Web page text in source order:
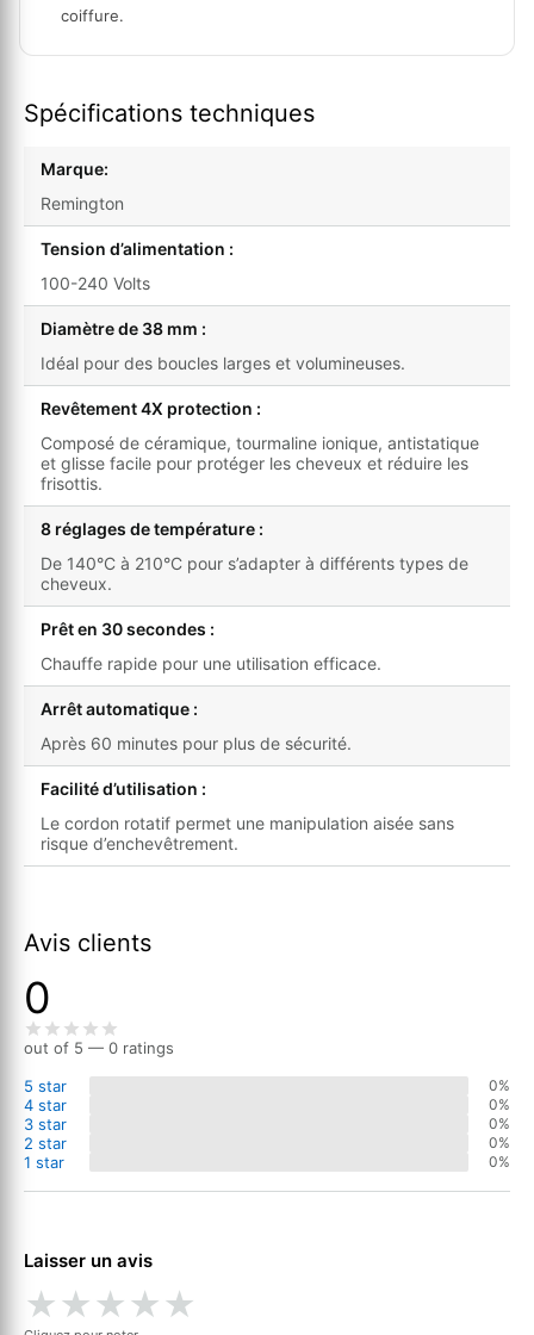
coiffure.
Spécifications techniques
Marque:
Remington
Tension d’alimentation :
100-240 Volts
Diamètre de 38 mm :
Idéal pour des boucles larges et volumineuses.
Revêtement 4X protection :
Composé de céramique, tourmaline ionique, antistatique
et glisse facile pour protéger les cheveux et réduire les
frisottis.
8 réglages de température :
De 140°C à 210°C pour s’adapter à différents types de
cheveux.
Prêt en 30 secondes :
Chauffe rapide pour une utilisation efficace.
Arrêt automatique :
Après 60 minutes pour plus de sécurité.
Facilité d’utilisation :
Le cordon rotatif permet une manipulation aisée sans
risque d’enchevêtrement.
Avis clients
0
out of 5 — 0 ratings
5 star
0%
4 star 0%
3 star 0%
2 star 0%
1 star 0%
Laisser un avis
★★★★★